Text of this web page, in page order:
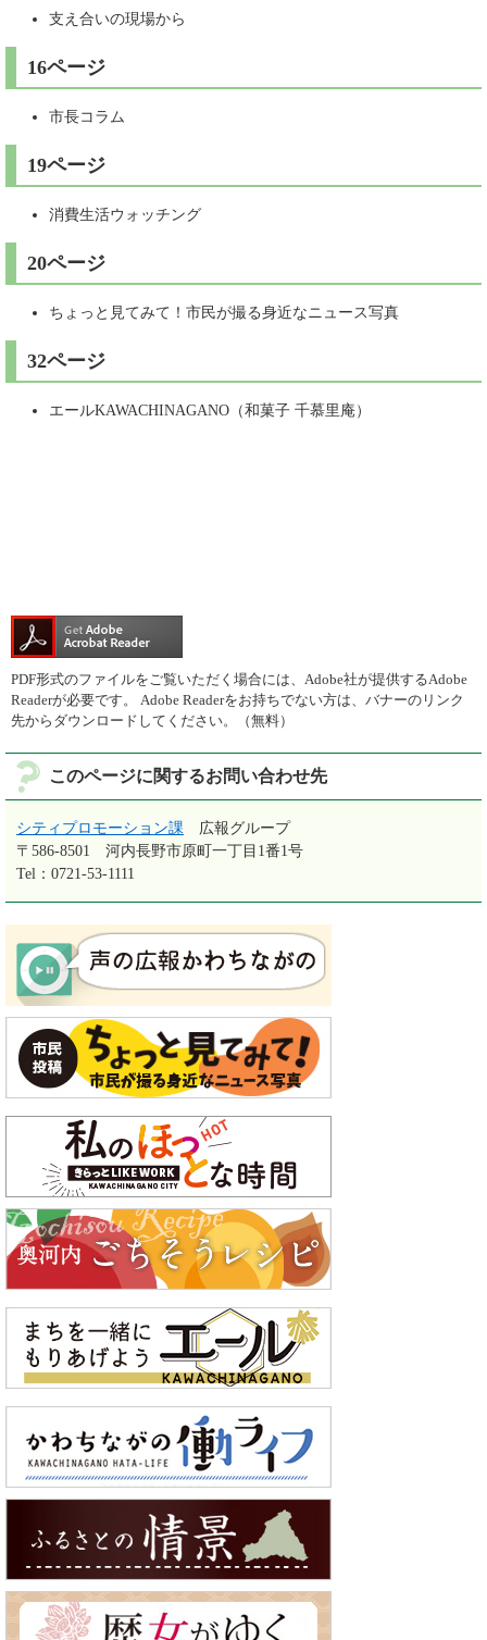
支え合いの現場から
16ページ
市長コラム
19ページ
消費生活ウォッチング
20ページ
ちょっと見てみて！市民が撮る身近なニュース写真
32ページ
エールKAWACHINAGANO（和菓子 千慕里庵）
PDF形式のファイルをご覧いただく場合には、Adobe社が提供するAdobe
Readerが必要です。
Adobe Readerをお持ちでない方は、バナーのリンク
先からダウンロードしてください。（無料）
このページに関するお問い合わせ先
シティプロモーション課
広報グループ
〒586-8501
河内長野市原町一丁目1番1号
Tel：0721-53-1111